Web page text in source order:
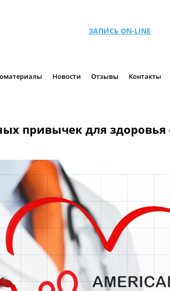
ЗАПИСЬ ON-LINE
Новости Отзывы Контакты
привычек для здоровья